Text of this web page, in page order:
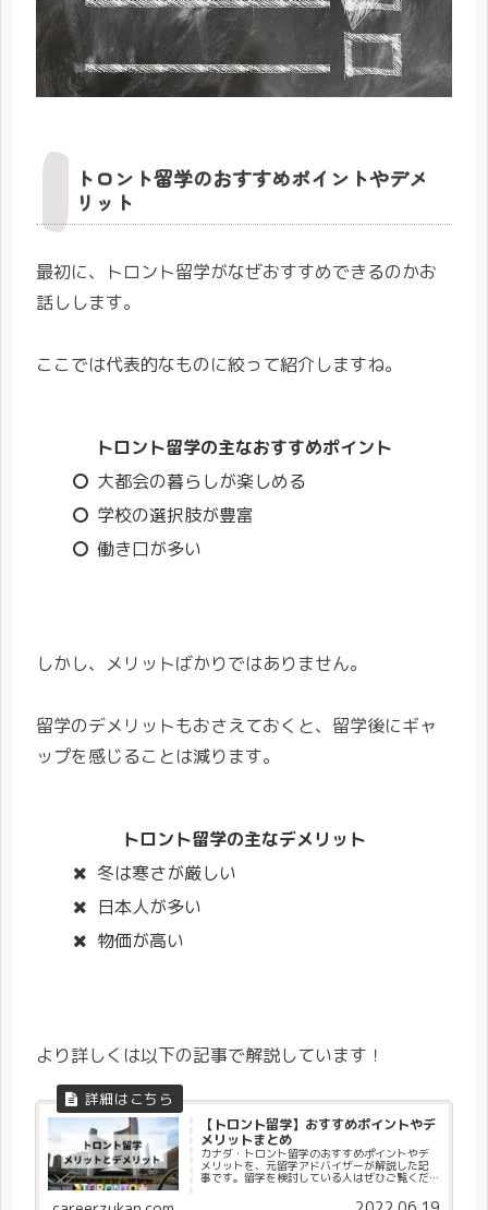
トロント留学のおすすめポイントやデメ
リット
最初に、トロント留学がなぜおすすめできるのかお
話しします。
ここでは代表的なものに絞って紹介しますね。
トロント留学の主なおすすめポイント
大都会の暮らしが楽しめる
学校の選択肢が豊富
働き口が多い
しかし、メリットばかりではありません。
留学のデメリットもおさえておくと、留学後にギャ
ップを感じることは減ります。
トロント留学の主なデメリット
冬は寒さが厳しい
日本人が多い
物価が高い
より詳しくは以下の記事で解説しています！
【トロント留学】おすすめポイントやデ
メリットまとめ
カナダ・トロント留学のおすすめポイントやデ
メリットを、元留学アドバイザーが解説した記
事です。留学を検討している人はぜひご覧くだ